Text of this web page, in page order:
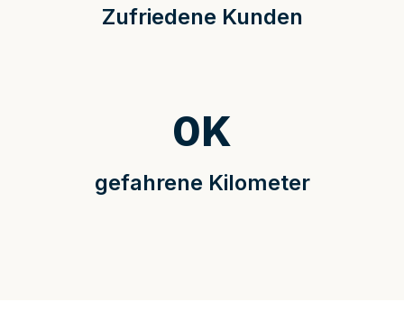
Zufriedene Kunden
gefahrene Kilometer
0K